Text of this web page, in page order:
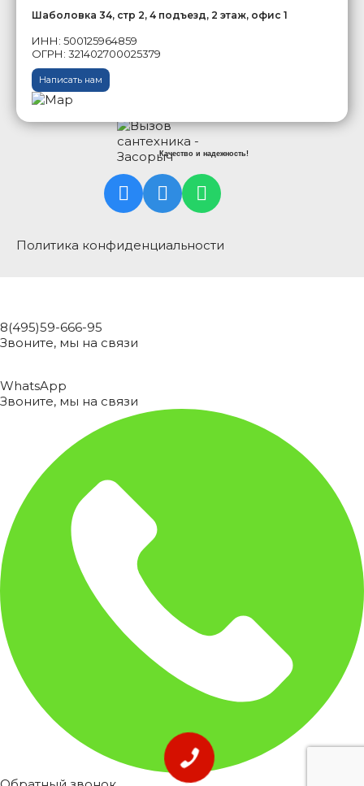
Качество и надежность!
Шаболовка 34, стр 2, 4 подъезд, 2 этаж, офис 1
ИНН: 500125964859
ОГРН: 321402700025379
Написать нам
Политика конфиденциальности
8(495)59-666-95
Звоните, мы на связи
WhatsApp
Звоните, мы на связи